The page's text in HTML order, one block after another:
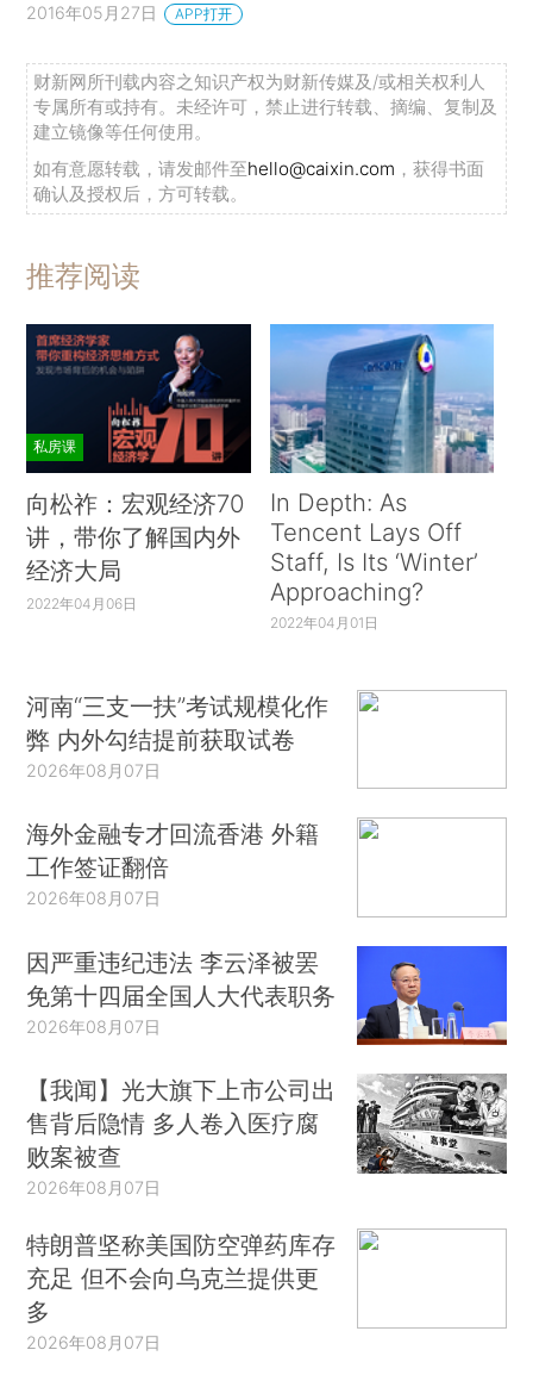
2016年05月27日 APP打开
财新网所刊载内容之知识产权为财新传媒及/或相关权利人
专属所有或持有。未经许可，禁止进行转载、摘编、复制及
建立镜像等任何使用。
如有意愿转载，请发邮件至hello@caixin.com ，获得书面
确认及授权后，方可转载。
推荐阅读
私房课
向松祚：宏观经济70
讲，带你了解国内外
经济大局
2022年04月06日
In Depth: As
Tencent Lays Off
Staff, Is Its ‘Winter’
Approaching?
2022年04月01日
河南“三支一扶”考试规模化作
弊 内外勾结提前获取试卷
2026年08月07日
海外金融专才回流香港 外籍
工作签证翻倍
2026年08月07日
因严重违纪违法 李云泽被罢
免第十四届全国人大代表职务
2026年08月07日
【我闻】光大旗下上市公司出
售背后隐情 多人卷入医疗腐
败案被查
2026年08月07日
特朗普坚称美国防空弹药库存
充足 但不会向乌克兰提供更
多
2026年08月07日